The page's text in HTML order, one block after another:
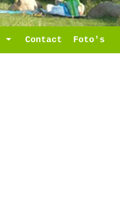
Toggle Dropdown
Contact Foto's